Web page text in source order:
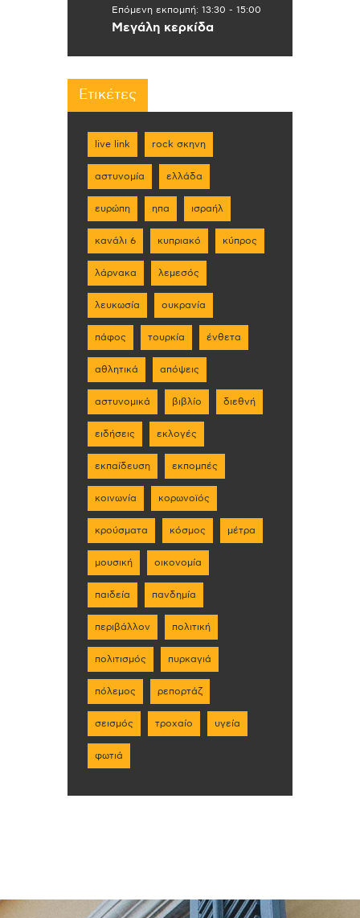
Επόμενη εκπομπή: 13:30 - 15:00
Μεγάλη κερκίδα
Ετικέτες
live link rock σκηνη
αστυνομία ελλάδα
ευρώπη ηπα ισραήλ
κανάλι 6 κυπριακό κύπρος
λάρνακα λεμεσός
λευκωσία ουκρανία
πάφος τουρκία ένθετα
αθλητικά απόψεις
αστυνομικά βιβλίο διεθνή
ειδήσεις εκλογές
εκπαίδευση εκπομπές
κοινωνία κορωνοϊός
κρούσματα κόσμος μέτρα
μουσική οικονομία
παιδεία πανδημία
περιβάλλον πολιτική
πολιτισμός πυρκαγιά
πόλεμος ρεπορτάζ
σεισμός τροχαίο υγεία
φωτιά